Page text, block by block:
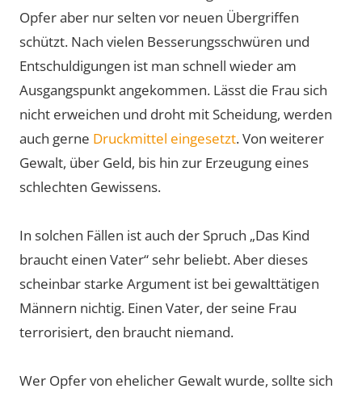
Opfer aber nur selten vor neuen Übergriffen
schützt. Nach vielen Besserungsschwüren und
Entschuldigungen ist man schnell wieder am
Ausgangspunkt angekommen. Lässt die Frau sich
nicht erweichen und droht mit Scheidung, werden
auch gerne Druckmittel eingesetzt. Von weiterer
Gewalt, über Geld, bis hin zur Erzeugung eines
schlechten Gewissens.
In solchen Fällen ist auch der Spruch „Das Kind
braucht einen Vater“ sehr beliebt. Aber dieses
scheinbar starke Argument ist bei gewalttätigen
Männern nichtig. Einen Vater, der seine Frau
terrorisiert, den braucht niemand.
Wer Opfer von ehelicher Gewalt wurde, sollte sich